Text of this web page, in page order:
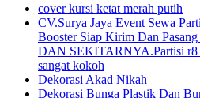
cover kursi ketat merah putih
CV.Surya Jaya Event Sewa
Booster Siap Kirim Dan
DAN SEKITARNYA.Partisi r8
sangat kokoh
Dekorasi Akad Nikah
Dekorasi Bunga Plastik Dan